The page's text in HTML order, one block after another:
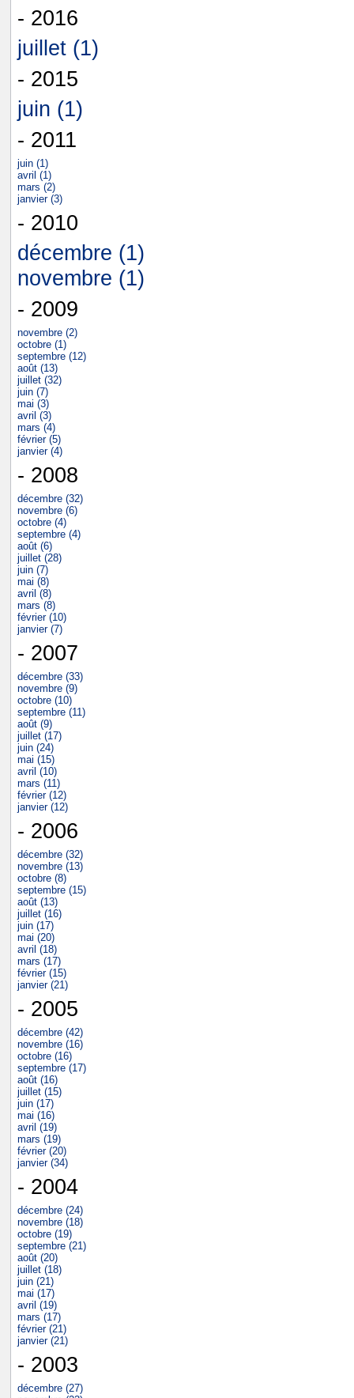
- 2016
juillet (1)
- 2015
juin (1)
- 2011
juin (1)
avril (1)
mars (2)
janvier (3)
- 2010
décembre (1)
novembre (1)
- 2009
novembre (2)
octobre (1)
septembre (12)
août (13)
juillet (32)
juin (7)
mai (3)
avril (3)
mars (4)
février (5)
janvier (4)
- 2008
décembre (32)
novembre (6)
octobre (4)
septembre (4)
août (6)
juillet (28)
juin (7)
mai (8)
avril (8)
mars (8)
février (10)
janvier (7)
- 2007
décembre (33)
novembre (9)
octobre (10)
septembre (11)
août (9)
juillet (17)
juin (24)
mai (15)
avril (10)
mars (11)
février (12)
janvier (12)
- 2006
décembre (32)
novembre (13)
octobre (8)
septembre (15)
août (13)
juillet (16)
juin (17)
mai (20)
avril (18)
mars (17)
février (15)
janvier (21)
- 2005
décembre (42)
novembre (16)
octobre (16)
septembre (17)
août (16)
juillet (15)
juin (17)
mai (16)
avril (19)
mars (19)
février (20)
janvier (34)
- 2004
décembre (24)
novembre (18)
octobre (19)
septembre (21)
août (20)
juillet (18)
juin (21)
mai (17)
avril (19)
mars (17)
février (21)
janvier (21)
- 2003
décembre (27)